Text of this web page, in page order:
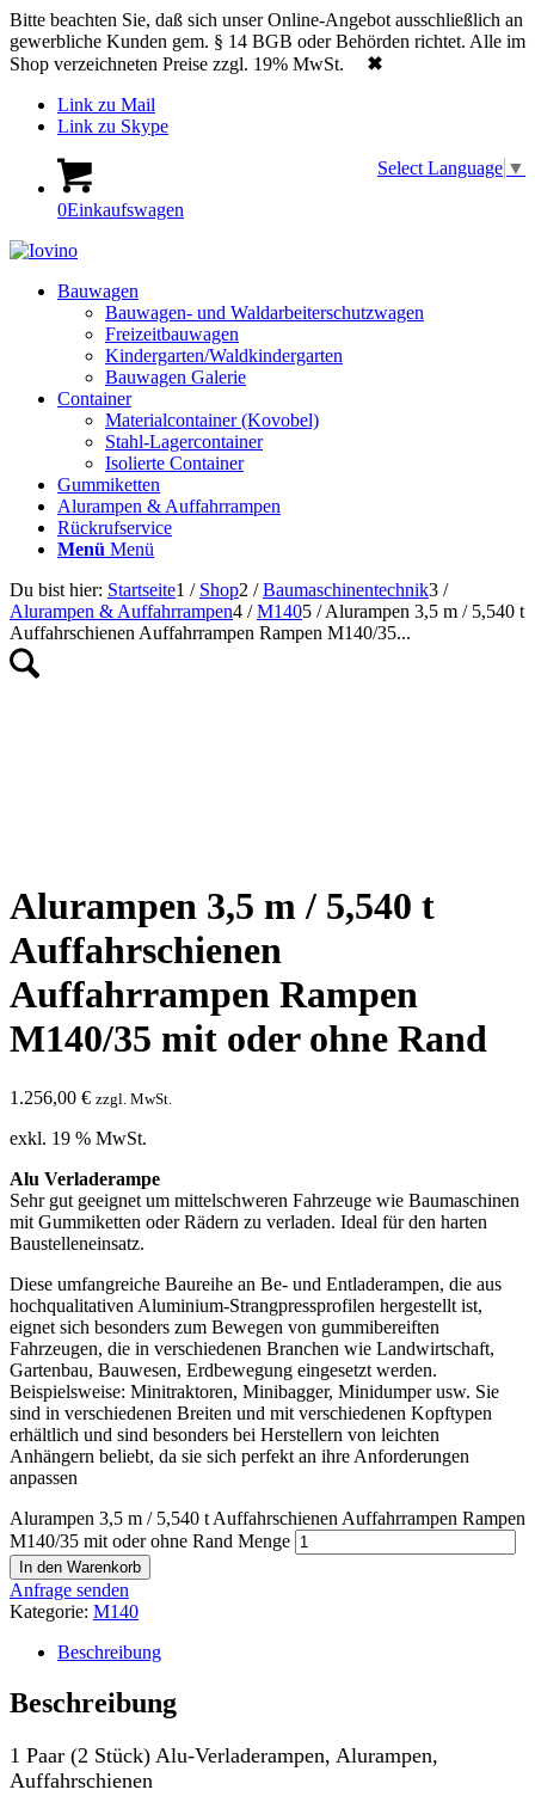
Bitte beachten Sie, daß sich unser Online-Angebot ausschließlich an
gewerbliche Kunden gem. § 14 BGB oder Behörden richtet. Alle im
Shop verzeichneten Preise zzgl. 19% MwSt.
✖
Link zu Mail
Link zu Skype
Select Language ▼
0Einkaufswagen
Bauwagen
Bauwagen- und Waldarbeiterschutzwagen
Freizeitbauwagen
Kindergarten/Waldkindergarten
Bauwagen Galerie
Container
Materialcontainer (Kovobel)
Stahl-Lagercontainer
Isolierte Container
Gummiketten
Alurampen & Auffahrrampen
Rückrufservice
Menü Menü
Du bist hier: Startseite1 / Shop2 / Baumaschinentechnik3 /
Alurampen & Auffahrrampen4 / M1405 / Alurampen 3,5 m / 5,540 t
Auffahrschienen Auffahrrampen Rampen M140/35...
Alurampen 3,5 m / 5,540 t
Auffahrschienen
Auffahrrampen Rampen
M140/35 mit oder ohne Rand
1.256,00 € zzgl. MwSt.
exkl. 19 % MwSt.
Alu Verladerampe
Sehr gut geeignet um mittelschweren Fahrzeuge wie Baumaschinen
mit Gummiketten oder Rädern zu verladen. Ideal für den harten
Baustelleneinsatz.
Diese umfangreiche Baureihe an Be- und Entladerampen, die aus
hochqualitativen Aluminium-Strangpressprofilen hergestellt ist,
eignet sich besonders zum Bewegen von gummibereiften
Fahrzeugen, die in verschiedenen Branchen wie Landwirtschaft,
Gartenbau, Bauwesen, Erdbewegung eingesetzt werden.
Beispielsweise: Minitraktoren, Minibagger, Minidumper usw. Sie
sind in verschiedenen Breiten und mit verschiedenen Kopftypen
erhältlich und sind besonders bei Herstellern von leichten
Anhängern beliebt, da sie sich perfekt an ihre Anforderungen
anpassen
Alurampen 3,5 m / 5,540 t Auffahrschienen Auffahrrampen Rampen
M140/35 mit oder ohne Rand Menge
In den Warenkorb
Anfrage senden
Kategorie: M140
Beschreibung
Beschreibung
1 Paar (2 Stück) Alu-Verladerampen, Alurampen,
Auffahrschienen